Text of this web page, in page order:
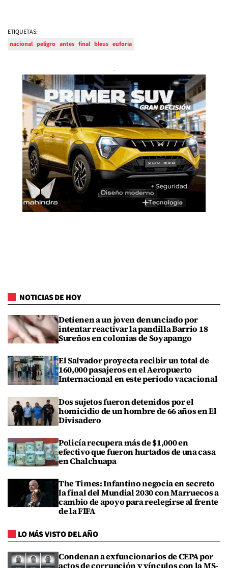
ETIQUETAS:
nacional peligro antes final bleus euforia
NOTICIAS DE HOY
Detienen a un joven denunciado por
intentar reactivar la pandilla Barrio 18
Sureños en colonias de Soyapango
El Salvador proyecta recibir un total de
160,000 pasajeros en el Aeropuerto
Internacional en este periodo vacacional
Dos sujetos fueron detenidos por el
homicidio de un hombre de 66 años en El
Divisadero
Policía recupera más de $1,000 en
efectivo que fueron hurtados de una casa
en Chalchuapa
The Times: Infantino negocia en secreto
la final del Mundial 2030 con Marruecos a
cambio de apoyo para reelegirse al frente
de la FIFA
LO MÁS VISTO DEL AÑO
Condenan a exfuncionarios de CEPA por
actos de corrupción y vínculos con la MS-